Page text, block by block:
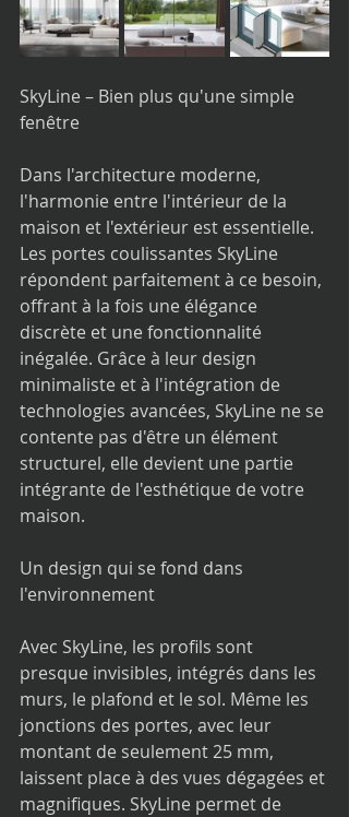
SkyLine – Bien plus qu'une simple
fenêtre
Dans l'architecture moderne,
l'harmonie entre l'intérieur de la
maison et l'extérieur est essentielle.
Les portes coulissantes SkyLine
répondent parfaitement à ce besoin,
offrant à la fois une élégance
discrète et une fonctionnalité
inégalée. Grâce à leur design
minimaliste et à l'intégration de
technologies avancées, SkyLine ne se
contente pas d'être un élément
structurel, elle devient une partie
intégrante de l'esthétique de votre
maison.
Un design qui se fond dans
l'environnement
Avec SkyLine, les profils sont
presque invisibles, intégrés dans les
murs, le plafond et le sol. Même les
jonctions des portes, avec leur
montant de seulement 25 mm,
laissent place à des vues dégagées et
magnifiques. SkyLine permet de